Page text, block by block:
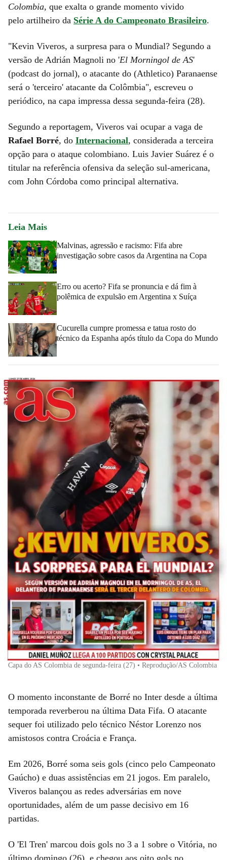
Colombia, que exalta o grande momento vivido
pelo artilheiro da Série A do Campeonato Brasileiro.
"Kevin Viveros, a surpresa para o Mundial? Segundo a
versão de Adrián Magnoli no 'El Morningol de AS'
(podcast do jornal), o atacante do (Athletico) Paranaense
será o 'terceiro' atacante da Colômbia", escreveu o
periódico, na capa impressa dessa segunda-feira (28).
Segundo a reportagem, Viveros vai ocupar a vaga de
Rafael Borré, do Internacional, considerada a terceira
opção para o ataque colombiano. Luis Javier Suárez é o
titular na referência ofensiva da seleção sul-americana,
com John Córdoba como principal alternativa.
Leia Mais
Malvinas, agressão e racismo: Fifa abre
investigação sobre casos da Argentina na Copa
Erro ou acerto? Fifa se pronuncia e dá fim à
polêmica de expulsão em Argentina x Suíça
Cucurella cumpre promessa e tatua rosto do
técnico da Espanha após título da Copa do Mundo
Capa do AS Colombia de segunda-feira (27) • Reprodução/AS Colombia
O momento inconstante de Borré no Inter desde a última
temporada reverberou na última Data Fifa. O atacante
sequer foi utilizado pelo técnico Néstor Lorenzo nos
amistosos contra Croácia e França.
Em 2026, Borré soma seis gols (cinco pelo Campeonato
Gaúcho) e duas assistências em 21 jogos. Em paralelo,
Viveros balançou as redes adversárias em nove
oportunidades, além de um passe decisivo em 16
partidas.
O 'El Tren' marcou dois gols no 3 a 1 sobre o Vitória, no